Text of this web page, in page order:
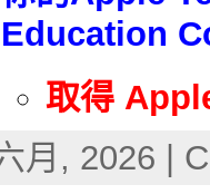
Education
取得
月, 2026 |